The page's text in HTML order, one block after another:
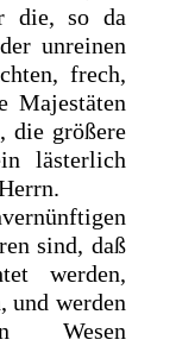
die, so da
unreinen
frech,
Majestäten
die größere
lästerlich
sind, daß
werden,
und werden
Wesen